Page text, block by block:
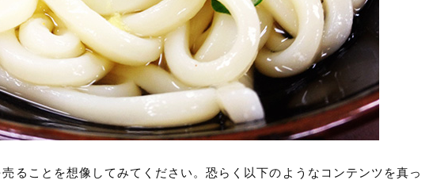
ることを想像してみてください。恐らく以下のようなコンテンツを真っ